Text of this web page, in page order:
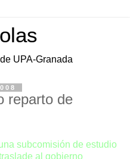
UPA-Granada
reparto de
subcomisión de estudio
al gobierno